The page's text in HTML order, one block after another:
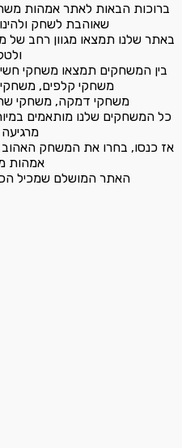
ברוכות הבאות לאתר אמהות
שאוהבת לשחק
באתר שלנו תמצאו מגוון רחב
בין המשחקים תמצאו משחקי
משחקי קלפים,
משחקי דמקה, משחקי
כל המשחקים שלנו מותאמים
אז כנסו, בחרו את המשחק האהוב
אמהות
האתר המושלם שמכיל